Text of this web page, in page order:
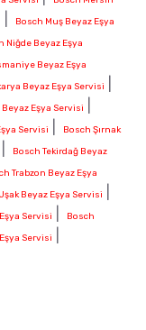
Bosch Muş Beyaz Eşya
Niğde Beyaz Eşya
Beyaz Eşya
Beyaz Eşya Servisi
Eşya Servisi
Servisi
Bosch Şırnak
Bosch Tekirdağ Beyaz
Trabzon Beyaz Eşya
Beyaz Eşya Servisi
Servisi
Bosch
Servisi